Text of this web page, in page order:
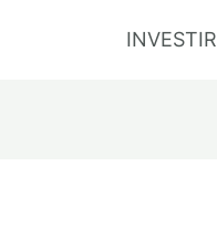
INVESTIR